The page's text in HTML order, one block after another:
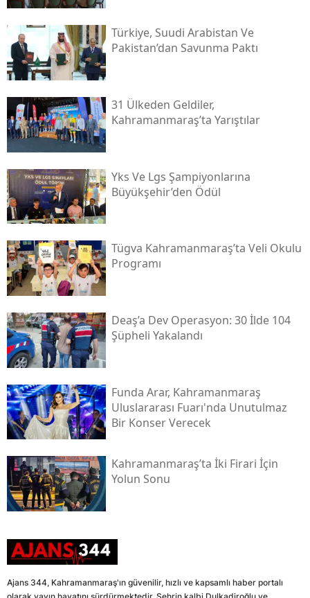
Türkiye, Suudi Arabistan Ve
Pakistan’dan Savunma Paktı
31 Ülkeden Geldiler,
Kahramanmaraş’ta Yarıştılar
Yks Ve Lgs Şampiyonlarına
Büyükşehir’den Ödül
Tügva Kahramanmaraş’ta Veli Okulu
Programı
Deaş’a Dev Operasyon: 30 İlde 104
Şüpheli Yakalandı
Funda Arar, Kahramanmaraş
Uluslararası Fuarı'nda Unutulmaz
Bir Konser Verecek
Kahramanmaraş’ta İki Firari İçin
Yolun Sonu
Ajans 344, Kahramanmaraş'ın güvenilir, hızlı ve kapsamlı haber portalı